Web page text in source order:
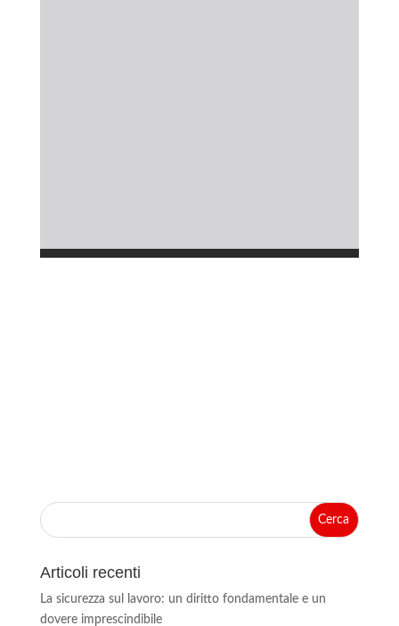
Articoli recenti
La sicurezza sul lavoro: un diritto fondamentale e un
dovere imprescindibile